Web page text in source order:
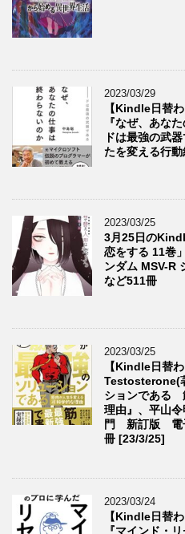
2023/03/29
【Kindle日替
『なぜ、あな
ドは最強の武
たを変える行
2023/03/25
3月25日の
恋をする 11巻
ンダム MSV-R
など511冊
2023/03/25
【Kindle日替
Testosterone(
ションである
理由』、平山
門 新訂版 電
冊 [23/3/25]
2023/03/24
【Kindle日替
『マインド・